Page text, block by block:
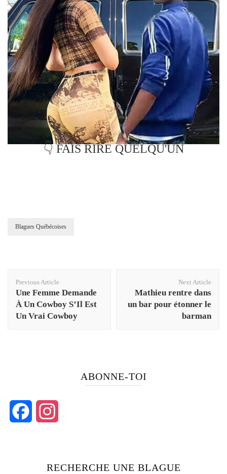
👇 FAIS RIRE QUELQU'UN
Blagues Québécoises
Navigation
Previous Article
Une Femme Demande
À Un Cowboy S’Il Est
Un Vrai Cowboy
Next Article
Mathieu rentre dans
un bar pour étonner le
barman
ABONNE-TOI
Facebook
RECHERCHE UNE BLAGUE